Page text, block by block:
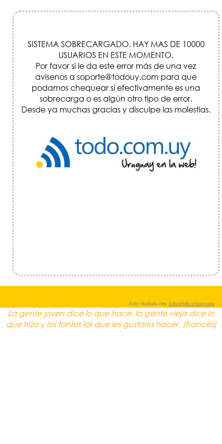
SISTEMA SOBRECARGADO. HAY MAS DE 10000
USUARIOS EN ESTE MOMENTO.
Por favor si le da este error más de una vez
avisenos a soporte@todouy.com para que
podamos chequear si efectivamente es una
sobrecarga o es algún otro tipo de error.
Desde ya muchas gracias y disculpe las molestias.
Sitio diseñado con: EditorWeb.todouy.com
La gente joven dice lo que hace, la gente vieja dice lo
que hizo y los tontos los que les gustaría hacer. (francés)